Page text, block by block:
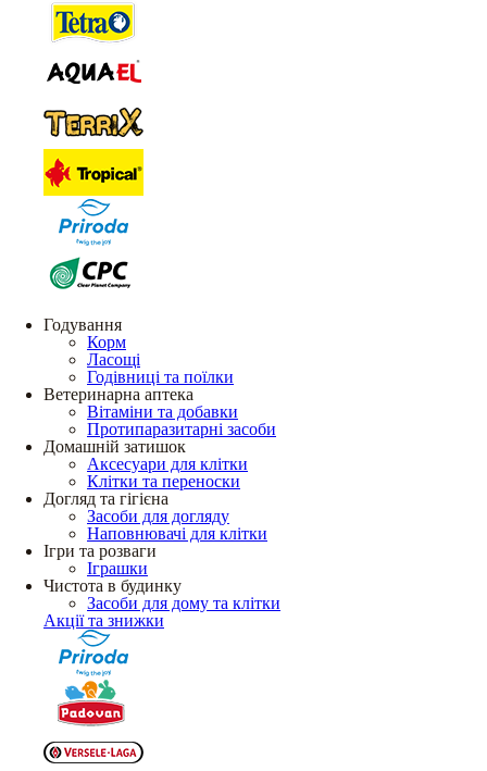
Годування
Корм
Ласощі
Годівниці та поїлки
Ветеринарна аптека
Вітаміни та добавки
Протипаразитарні засоби
Домашній затишок
Аксесуари для клітки
Клітки та переноски
Догляд та гігієна
Засоби для догляду
Наповнювачі для клітки
Ігри та розваги
Іграшки
Чистота в будинку
Засоби для дому та клітки
Акції та знижки